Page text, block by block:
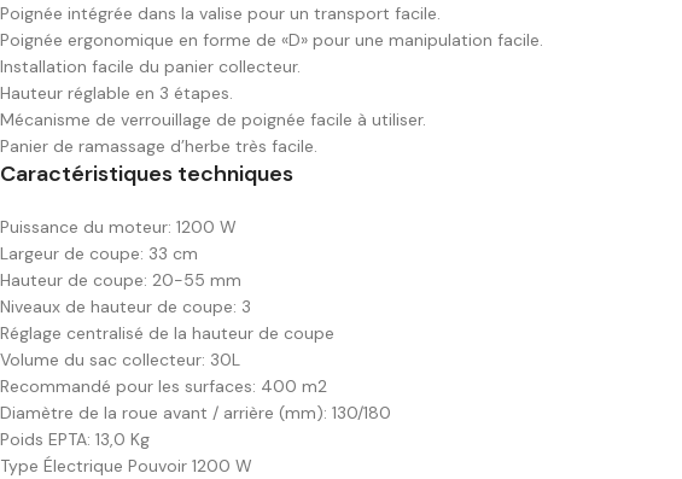
Poignée intégrée dans la valise pour un transport facile.
Poignée ergonomique en forme de «D» pour une manipulation facile.
Installation facile du panier collecteur.
Hauteur réglable en 3 étapes.
Mécanisme de verrouillage de poignée facile à utiliser.
Panier de ramassage d’herbe très facile.
Caractéristiques techniques
Puissance du moteur: 1200 W
Largeur de coupe: 33 cm
Hauteur de coupe: 20-55 mm
Niveaux de hauteur de coupe: 3
Réglage centralisé de la hauteur de coupe
Volume du sac collecteur: 30L
Recommandé pour les surfaces: 400 m2
Diamètre de la roue avant / arrière (mm): 130/180
Poids EPTA: 13,0 Kg
Type Électrique Pouvoir 1200 W